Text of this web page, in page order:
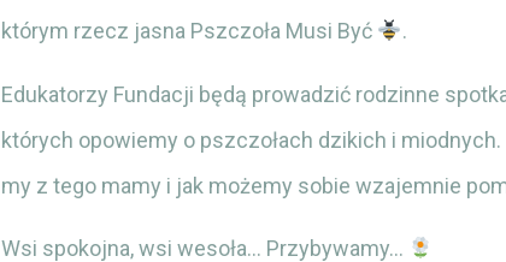
którym rzecz jasna Pszczoła Musi Być
.
Edukatorzy Fundacji będą prowadzić rodzinne
których opowiemy o pszczołach dzikich i
my z tego mamy i jak możemy sobie wzajemnie
Wsi spokojna, wsi wesoła… Przybywamy…